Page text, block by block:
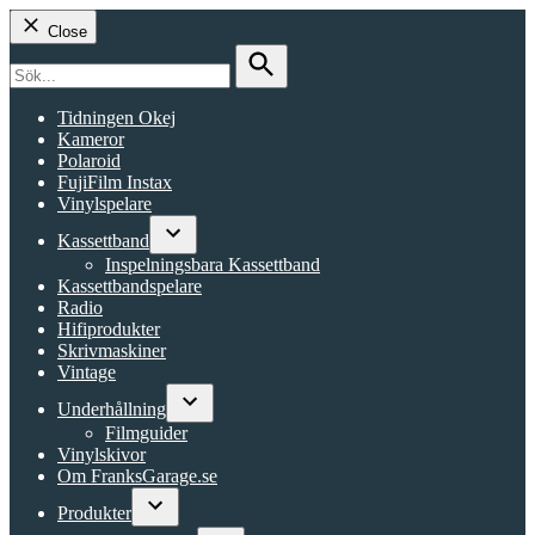
Close
for:
Search
Tidningen Okej
Kameror
Polaroid
FujiFilm Instax
Vinylspelare
Kassettband
Open
dropdown
menu
Inspelningsbara Kassettband
Kassettbandspelare
Radio
Hifiprodukter
Skrivmaskiner
Vintage
Underhållning
Open
Filmguider
Vinylskivor
Om FranksGarage.se
Produkter
Open